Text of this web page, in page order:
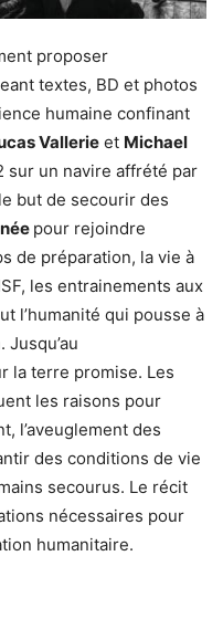
proposer
textes, BD et photos
humaine confinant
Vallerie et Michael
sur un navire affrété par
but de secourir des
pour rejoindre
de préparation, la vie à
les entrainements aux
l’humanité qui pousse à
la terre promise. Les
les raisons pour
l’aveuglement des
des conditions de vie
secourus. Le récit
nécessaires pour
humanitaire.